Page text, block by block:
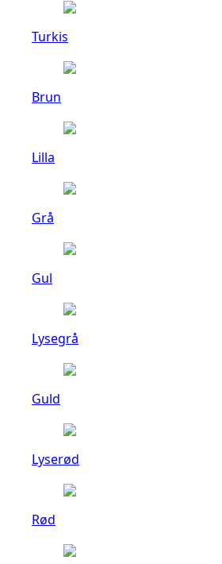
Turkis
Brun
Lilla
Grå
Gul
Lysegrå
Guld
Lyserød
Rød